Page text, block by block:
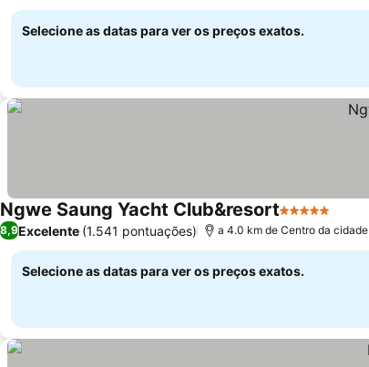
Selecione as datas para ver os preços exatos.
Ngwe Saung Yacht Club&resort5 Estrelas
8,9Excelente (1.541 pontuações) a 4.0 km de Centro da cidade
Selecione as datas para ver os preços exatos.